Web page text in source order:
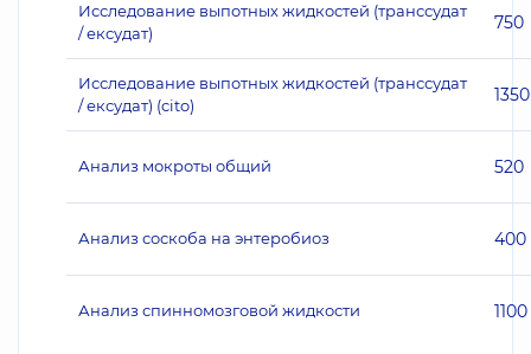
Исследование выпотных жидкостей (транссудат
/ ексудат)
750
Исследование выпотных жидкостей (транссудат
/ ексудат) (cito)
1350
Анализ мокроты общий 520
Анализ соскоба на энтеробиоз 400
Анализ спинномозговой жидкости 1100